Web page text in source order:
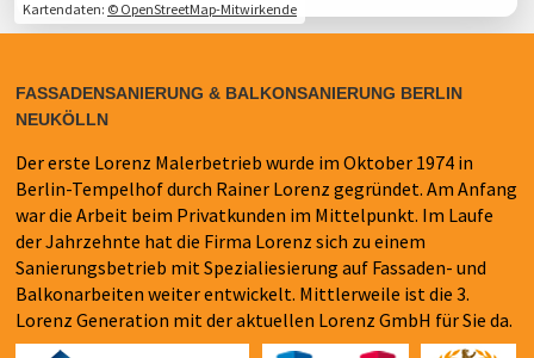
Kartendaten: © OpenStreetMap-Mitwirkende
FASSADENSANIERUNG & BALKONSANIERUNG BERLIN
NEUKÖLLN
Der erste Lorenz Malerbetrieb wurde im Oktober 1974 in
Berlin-Tempelhof durch Rainer Lorenz gegründet. Am Anfang
war die Arbeit beim Privatkunden im Mittelpunkt. Im Laufe
der Jahrzehnte hat die Firma Lorenz sich zu einem
Sanierungsbetrieb mit Spezialiesierung auf Fassaden- und
Balkonarbeiten weiter entwickelt. Mittlerweile ist die 3.
Lorenz Generation mit der aktuellen Lorenz GmbH für Sie da.